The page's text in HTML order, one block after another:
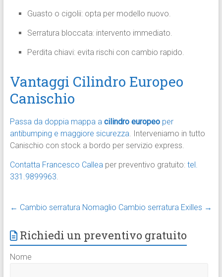
Guasto o cigolii: opta per modello nuovo.
Serratura bloccata: intervento immediato.
Perdita chiavi: evita rischi con cambio rapido.​
Vantaggi Cilindro Europeo
Canischio
Passa da doppia mappa a cilindro europeoper
antibumping e maggiore sicurezza. Interveniamo in tutto
Canischio con stock a bordo per servizio express.​
Contatta Francesco Calleaper preventivo gratuito:tel.
331.9899963.
← Cambio serratura Nomaglio Cambio serratura Exilles →
Richiedi un preventivo gratuito
Nome